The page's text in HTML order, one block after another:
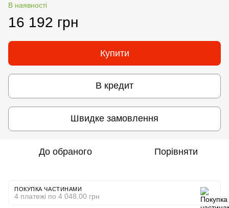
В наявності
16 192 грн
Купити
В кредит
Швидке замовлення
До обраного Порівняти
ПОКУПКА ЧАСТИНАМИ
4 платежі по 4 048.00 грн